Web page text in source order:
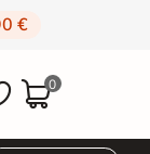
€
0